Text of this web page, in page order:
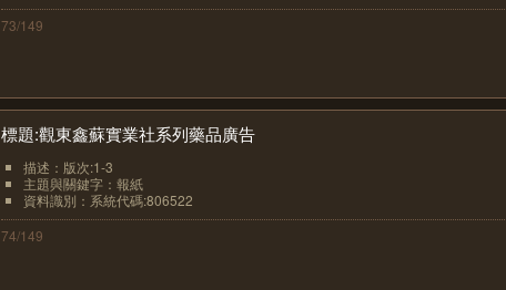
73/149
標題:觀東鑫蘇實業社系列藥品廣告
描述：版次:1-3
主題與關鍵字：報紙
資料識別：系統代碼:806522
74/149